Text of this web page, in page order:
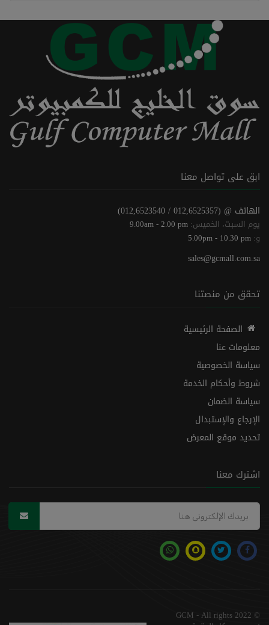
ابق على تواصل معنا
الهاتف @ (012,6525357 / 012,6523540)
يوم السبت، الخميس: 9.00am - 2.00 pm
و: 5.00pm - 10.30 pm
sales@gcmall.com.sa
تحقق من منصتنا
الصفحة الرئيسية
معلومات عنا
سياسة الخصوصية
شروط وأحكام الخدمة
سياسة الضمان
الإرجاع والإستبدال
تحديد موقع المعرض
اشترك معنا
© 2022 GCM - All rights